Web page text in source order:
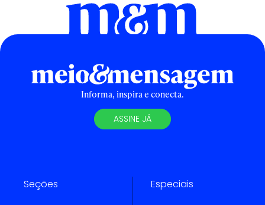
Informa, inspira e conecta.
ASSINE JÁ
Seções Especiais